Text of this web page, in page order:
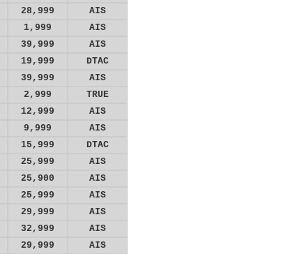
28,999
AIS
1,999
AIS
39,999
AIS
19,999
DTAC
39,999
AIS
2,999
TRUE
12,999
AIS
9,999
AIS
15,999
DTAC
25,999
AIS
25,900
AIS
25,999
AIS
29,999
AIS
32,999
AIS
29,999
AIS